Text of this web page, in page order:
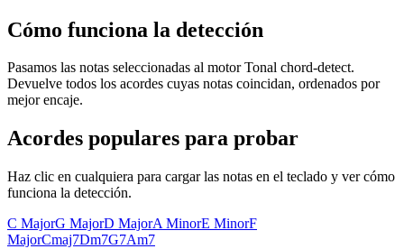
Cómo funciona la detección
Pasamos las notas seleccionadas al motor Tonal chord-detect.
Devuelve todos los acordes cuyas notas coincidan, ordenados por
mejor encaje.
Acordes populares para probar
Haz clic en cualquiera para cargar las notas en el teclado y ver cómo
funciona la detección.
C MajorG MajorD MajorA MinorE MinorF
MajorCmaj7Dm7G7Am7